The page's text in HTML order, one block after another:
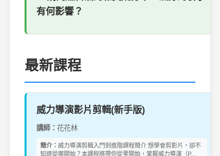
有何影響？
最新課程
威力導演影片剪輯(新手版)
講師： 花花林
簡介： 威力導演剪輯入門到進階課程簡介 想學會剪影片，卻不
知道從哪開始？本課程將帶你從零開始，掌握威力導演（P...